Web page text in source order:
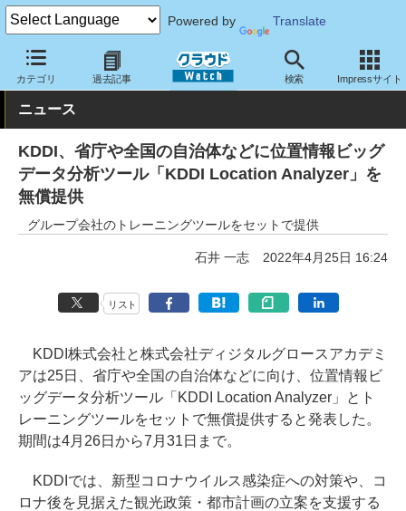
Powered by Translate
カテゴリ 過去記事 検索 Impressサイト
クラウド Watch サービス・ソフト ソフトウェア 分析
ニュース
KDDI、省庁や全国の自治体などに位置情報ビッグ
データ分析ツール「KDDI Location Analyzer」を
無償提供
グループ会社のトレーニングツールをセットで提供
石井 一志 2022年4月25日 16:24
リスト
KDDI株式会社と株式会社ディジタルグロースアカデミ
アは25日、省庁や全国の自治体などに向け、位置情報ビ
ッグデータ分析ツール「KDDI Location Analyzer」とト
レーニングツールをセットで無償提供すると発表した。
期間は4月26日から7月31日まで。
KDDIでは、新型コロナウイルス感染症への対策や、コ
ロナ後を見据えた観光政策・都市計画の立案を支援する